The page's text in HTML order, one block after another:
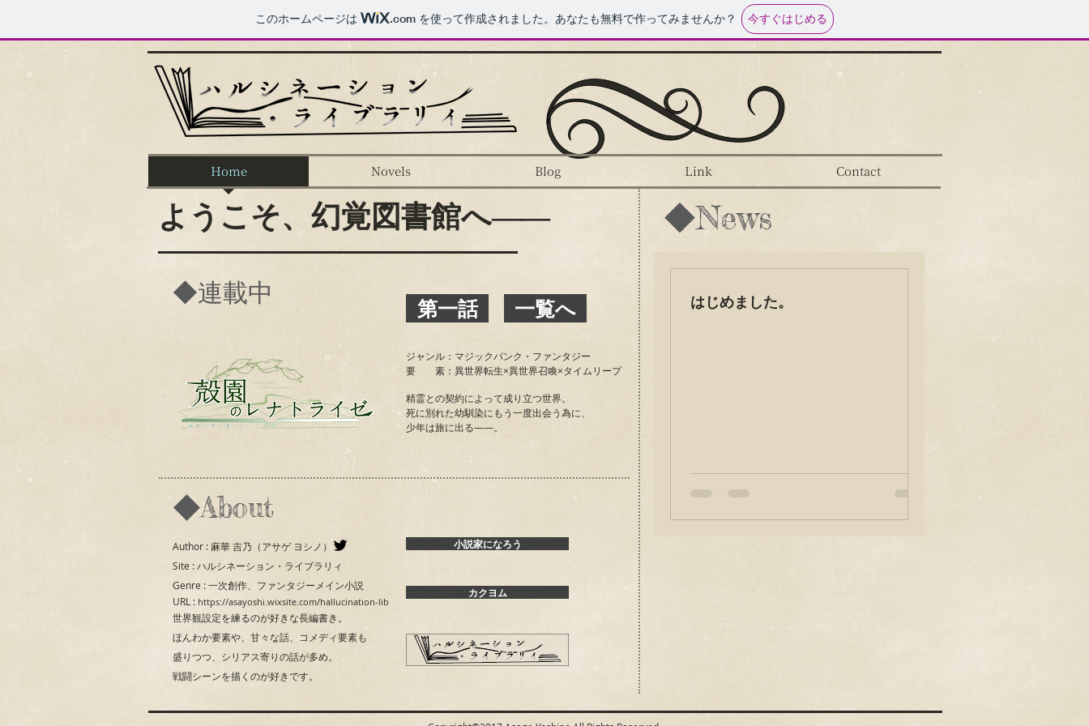
このホームページは .com を使って作成されました。あなたも無料で作ってみませんか？ 今すぐはじめる
Home Novels Blog Link Contact
ようこそ、幻覚図書館へ―― ◆News
はじめました。
◆連載中
第一話 一覧へ
ジャンル：マジックパンク・ファンタジー
要 素：異世界転生×異世界召喚×タイムリープ
精霊との契約によって成り立つ世界。
死に別れた幼馴染にもう一度出会う為に、
少年は旅に出る――。
◆About
Author : 麻華 吉乃（アサゲ ヨシノ）
Site : ハルシネーション・ライブラリィ
Genre : 一次創作、ファンタジーメイン小説
URL : https://asayoshi.wixsite.com/hallucination-lib
世界観設定を練るのが好きな長編書き。
ほんわか要素や、甘々な話、コメディ要素も
盛りつつ、シリアス寄りの話が多め。
戦闘シーンを描くのが好きです。
小説家になろう
カクヨム